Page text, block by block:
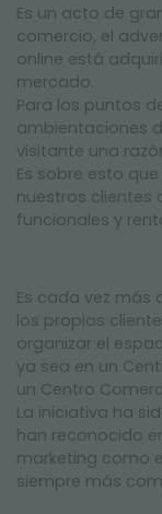
Es un acto de
comercio, el
online está
mercado.
Para los puntos
ambientaciones
visitante una
Es sobre esto
nuestros clientes
funcionales y
Es cada vez más
los propios
organizar el
ya sea en un
un Centro
La iniciativa ha
han reconocido
marketing como
siempre más